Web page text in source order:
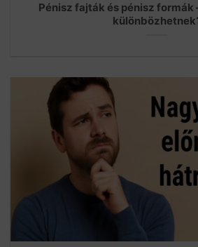
Pénisz fajták és pénisz formák